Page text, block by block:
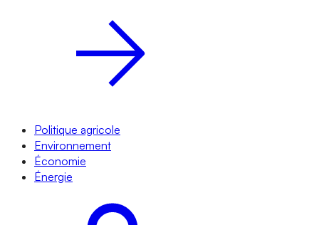
Politique agricole
Environnement
Économie
Énergie